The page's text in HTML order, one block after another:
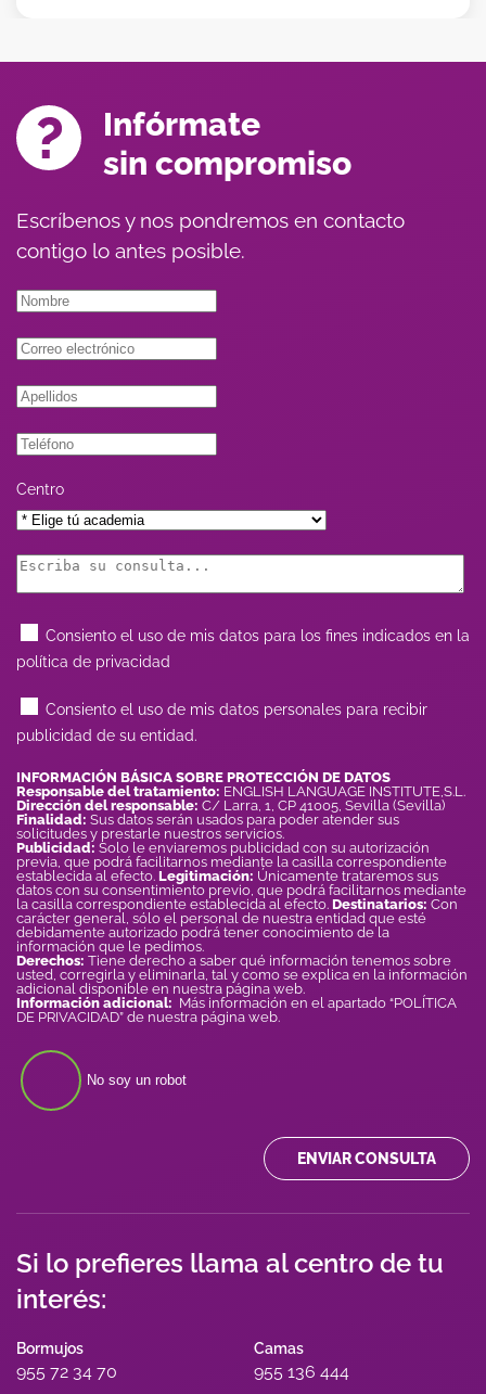
Infórmate
sin compromiso
Escríbenos y nos pondremos en contacto
contigo lo antes posible.
Centro
Consiento el uso de mis datos para los fines indicados en la
política de privacidad
Consiento el uso de mis datos personales para recibir
publicidad de su entidad.
INFORMACIÓN BÁSICA SOBRE PROTECCIÓN DE DATOS
Responsable del tratamiento: ENGLISH LANGUAGE INSTITUTE,S.L.
Dirección del responsable: C/ Larra, 1, CP 41005, Sevilla (Sevilla)
Finalidad: Sus datos serán usados para poder atender sus
solicitudes y prestarle nuestros servicios.
Publicidad: Solo le enviaremos publicidad con su autorización
previa, que podrá facilitarnos mediante la casilla correspondiente
establecida al efecto. Legitimación: Únicamente trataremos sus
datos con su consentimiento previo, que podrá facilitarnos mediante
la casilla correspondiente establecida al efecto. Destinatarios: Con
carácter general, sólo el personal de nuestra entidad que esté
debidamente autorizado podrá tener conocimiento de la
información que le pedimos.
Derechos: Tiene derecho a saber qué información tenemos sobre
usted, corregirla y eliminarla, tal y como se explica en la información
adicional disponible en nuestra página web.
Información adicional: Más información en el apartado “POLÍTICA
DE PRIVACIDAD” de nuestra página web.
No soy un robot
ENVIAR CONSULTA
Si lo prefieres llama al centro de tu
interés:
Bormujos
955 72 34 70
Camas
955 136 444